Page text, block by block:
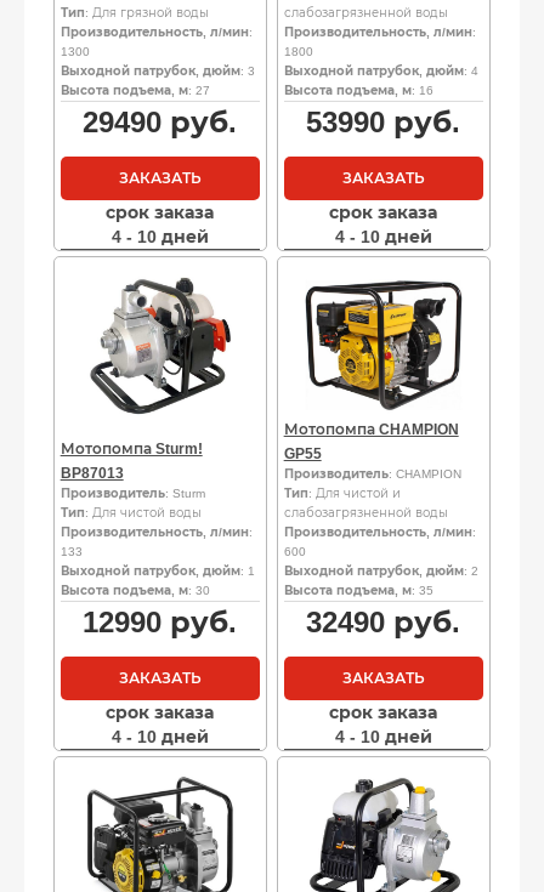
Тип: Для грязной воды
Производительность, л/мин:
1300
Выходной патрубок, дюйм: 3
Высота подъема, м: 27
29490 руб.
ЗАКАЗАТЬ
срок заказа
4 - 10 дней
слабозагрязненной воды
Производительность, л/мин:
1800
Выходной патрубок, дюйм: 4
Высота подъема, м: 16
53990 руб.
ЗАКАЗАТЬ
срок заказа
4 - 10 дней
Мотопомпа Sturm!
BP87013
Производитель: Sturm
Тип: Для чистой воды
Производительность, л/мин:
133
Выходной патрубок, дюйм: 1
Высота подъема, м: 30
12990 руб.
ЗАКАЗАТЬ
срок заказа
4 - 10 дней
Мотопомпа CHAMPION
GP55
Производитель: CHAMPION
Тип: Для чистой и
слабозагрязненной воды
Производительность, л/мин:
600
Выходной патрубок, дюйм: 2
Высота подъема, м: 35
32490 руб.
ЗАКАЗАТЬ
срок заказа
4 - 10 дней